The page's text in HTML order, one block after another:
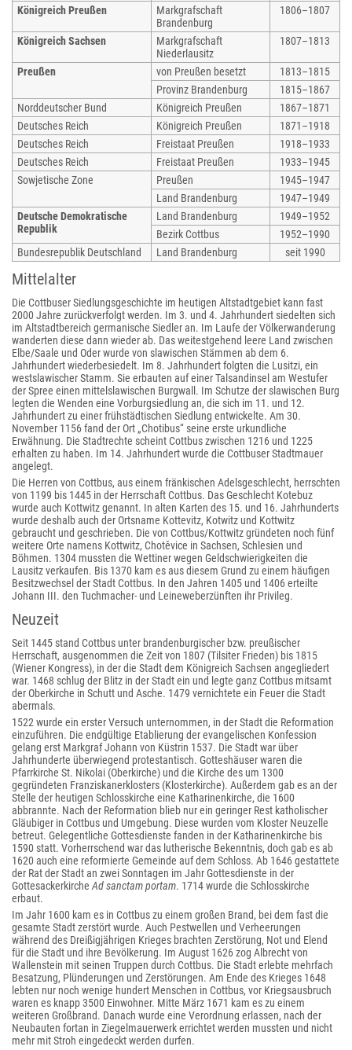
Königreich Preußen
Markgrafschaft
Brandenburg
1806–1807
Königreich Sachsen
Markgrafschaft
Niederlausitz
1807–1813
Preußen von Preußen besetzt
1813–1815
Provinz Brandenburg
1815–1867
Norddeutscher Bund
Königreich Preußen
1867–1871
Deutsches Reich
Königreich Preußen
1871–1918
Deutsches Reich
Freistaat Preußen
1918–1933
Deutsches Reich
Freistaat Preußen
1933–1945
Sowjetische Zone
Preußen
1945–1947
Land Brandenburg
1947–1949
Deutsche Demokratische
Republik
Land Brandenburg
1949–1952
Bezirk Cottbus
1952–1990
Bundesrepublik Deutschland
Land Brandenburg seit 1990
Mittelalter
Die Cottbuser Siedlungsgeschichte im heutigen Altstadtgebiet kann fast
2000 Jahre zurückverfolgt werden. Im 3. und 4. Jahrhundert siedelten sich
im Altstadtbereich germanische Siedler an. Im Laufe der Völkerwanderung
wanderten diese dann wieder ab. Das weitestgehend leere Land zwischen
Elbe/Saale und Oder wurde von slawischen Stämmen ab dem 6.
Jahrhundert wiederbesiedelt. Im 8. Jahrhundert folgten die Lusitzi, ein
westslawischer Stamm. Sie erbauten auf einer Talsandinsel am Westufer
der Spree einen mittelslawischen Burgwall. Im Schutze der slawischen Burg
legten die Wenden eine Vorburgsiedlung an, die sich im 11. und 12.
Jahrhundert zu einer frühstädtischen Siedlung entwickelte. Am 30.
November 1156 fand der Ort „Chotibus“ seine erste urkundliche
Erwähnung. Die Stadtrechte scheint Cottbus zwischen 1216 und 1225
erhalten zu haben. Im 14. Jahrhundert wurde die Cottbuser Stadtmauer
angelegt.
Die Herren von Cottbus, aus einem fränkischen Adelsgeschlecht, herrschten
von 1199 bis 1445 in der Herrschaft Cottbus. Das Geschlecht Kotebuz
wurde auch Kottwitz genannt. In alten Karten des 15. und 16. Jahrhunderts
wurde deshalb auch der Ortsname Kottevitz, Kotwitz und Kottwitz
gebraucht und geschrieben. Die von Cottbus/Kottwitz gründeten noch fünf
weitere Orte namens Kottwitz, Chotěvice in Sachsen, Schlesien und
Böhmen. 1304 mussten die Wettiner wegen Geldschwierigkeiten die
Lausitz verkaufen. Bis 1370 kam es aus diesem Grund zu einem häufigen
Besitzwechsel der Stadt Cottbus. In den Jahren 1405 und 1406 erteilte
Johann III. den Tuchmacher- und Leineweberzünften ihr Privileg.
Neuzeit
Seit 1445 stand Cottbus unter brandenburgischer bzw. preußischer
Herrschaft, ausgenommen die Zeit von 1807 (Tilsiter Frieden) bis 1815
(Wiener Kongress), in der die Stadt dem Königreich Sachsen angegliedert
war. 1468 schlug der Blitz in der Stadt ein und legte ganz Cottbus mitsamt
der Oberkirche in Schutt und Asche. 1479 vernichtete ein Feuer die Stadt
abermals.
1522 wurde ein erster Versuch unternommen, in der Stadt die Reformation
einzuführen. Die endgültige Etablierung der evangelischen Konfession
gelang erst Markgraf Johann von Küstrin 1537. Die Stadt war über
Jahrhunderte überwiegend protestantisch. Gotteshäuser waren die
Pfarrkirche St. Nikolai (Oberkirche) und die Kirche des um 1300
gegründeten Franziskanerklosters (Klosterkirche). Außerdem gab es an der
Stelle der heutigen Schlosskirche eine Katharinenkirche, die 1600
abbrannte. Nach der Reformation blieb nur ein geringer Rest katholischer
Gläubiger in Cottbus und Umgebung. Diese wurden vom Kloster Neuzelle
betreut. Gelegentliche Gottesdienste fanden in der Katharinenkirche bis
1590 statt. Vorherrschend war das lutherische Bekenntnis, doch gab es ab
1620 auch eine reformierte Gemeinde auf dem Schloss. Ab 1646 gestattete
der Rat der Stadt an zwei Sonntagen im Jahr Gottesdienste in der
Gottesackerkirche Ad sanctam portam. 1714 wurde die Schlosskirche
erbaut.
Im Jahr 1600 kam es in Cottbus zu einem großen Brand, bei dem fast die
gesamte Stadt zerstört wurde. Auch Pestwellen und Verheerungen
während des Dreißigjährigen Krieges brachten Zerstörung, Not und Elend
für die Stadt und ihre Bevölkerung. Im August 1626 zog Albrecht von
Wallenstein mit seinen Truppen durch Cottbus. Die Stadt erlebte mehrfach
Besatzung, Plünderungen und Zerstörungen. Am Ende des Krieges 1648
lebten nur noch wenige hundert Menschen in Cottbus, vor Kriegsausbruch
waren es knapp 3500 Einwohner. Mitte März 1671 kam es zu einem
weiteren Großbrand. Danach wurde eine Verordnung erlassen, nach der
Neubauten fortan in Ziegelmauerwerk errichtet werden mussten und nicht
mehr mit Stroh eingedeckt werden durfen.